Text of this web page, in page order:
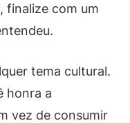
finalize com um
tema cultural.
honra a
vez de consumir